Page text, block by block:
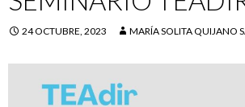
24 OCTUBRE, 2023 MARÍA SOLITA QUIJANO